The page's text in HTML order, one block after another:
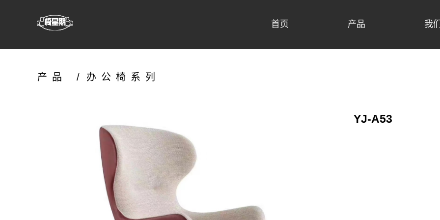
首页 产品 我们
产品 / 办公椅系列
YJ-A53